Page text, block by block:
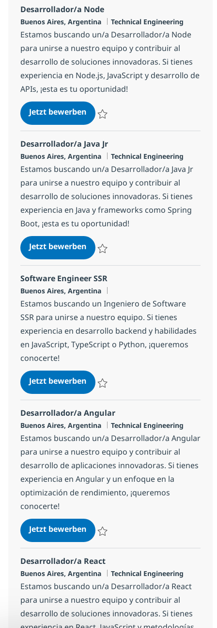
Desarrollador/a Node
Standort
Buenos Aires, Argentina Kategorie
Technical Engineering
Estamos buscando un/a Desarrollador/a Node
para unirse a nuestro equipo y contribuir al
desarrollo de soluciones innovadoras. Si tienes
experiencia en Node.js, JavaScript y desarrollo de
APIs, ¡esta es tu oportunidad!
Jetzt bewerbenDesarrollador/a Node
Desarrollador/a Java Jr
Standort
Buenos Aires, Argentina Kategorie
Technical Engineering
Estamos buscando un/a Desarrollador/a Java Jr
para unirse a nuestro equipo y contribuir al
desarrollo de soluciones innovadoras. Si tienes
experiencia en Java y frameworks como Spring
Boot, ¡esta es tu oportunidad!
Jetzt bewerbenDesarrollador/a Java Jr
Software Engineer SSR
Standort
Buenos Aires, Argentina
Estamos buscando un Ingeniero de Software
SSR para unirse a nuestro equipo. Si tienes
experiencia en desarrollo backend y habilidades
en JavaScript, TypeScript o Python, ¡queremos
conocerte!
Jetzt bewerbenSoftware Engineer SSR
Desarrollador/a Angular
Standort
Buenos Aires, Argentina Kategorie
Technical Engineering
Estamos buscando un/a Desarrollador/a Angular
para unirse a nuestro equipo y contribuir al
desarrollo de aplicaciones innovadoras. Si tienes
experiencia en Angular y un enfoque en la
optimización de rendimiento, ¡queremos
conocerte!
Jetzt bewerbenDesarrollador/a Angular
Desarrollador/a React
Standort
Buenos Aires, Argentina Kategorie
Technical Engineering
Estamos buscando un/a Desarrollador/a React
para unirse a nuestro equipo y contribuir al
desarrollo de soluciones innovadoras. Si tienes